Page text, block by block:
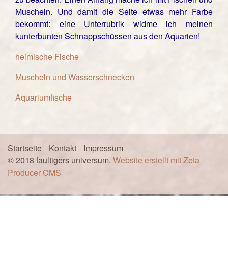
Muscheln. Und damit die Seite etwas mehr Farbe
bekommt: eine Unterrubrik widme ich meinen
kunterbunten Schnappschüssen aus den Aquarien!
heimische Fische
Muscheln und Wasserschnecken
Aquariumfische
Startseite Kontakt
Impressum
© 2018 faultigers universum. Website erstellt mit Zeta
Producer CMS